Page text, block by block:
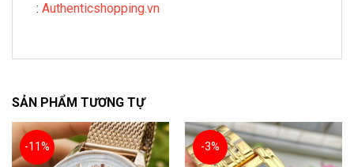
: Authenticshopping.vn
SẢN PHẨM TƯƠNG TỰ
-11% -3%